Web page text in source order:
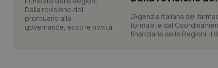
L’Agenzia italiana del
formulate dal
finanziaria delle Regioni. Il
PHPSESSID